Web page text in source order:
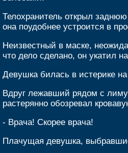
Телохранитель открыл
она поудобнее устроится в
Неизвестный в маске,
что дело сделано, он укатил
Девушка билась в истерике
Вдруг лежавший рядом с
растерянно обозревал
- Врача! Скорее врача!
Плачущая девушка,